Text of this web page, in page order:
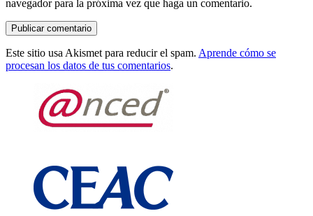
navegador para la próxima vez que haga un comentario.
Este sitio usa Akismet para reducir el spam. Aprende cómo se
procesan los datos de tus comentarios.